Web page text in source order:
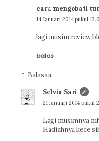
cara mengobati
14 Januari 2014 pukul
lagi musim review
balas
Balasan
Selvia Sari
21 Januari 2014 pukul
Lagi musimnya
Hadiahnya kece